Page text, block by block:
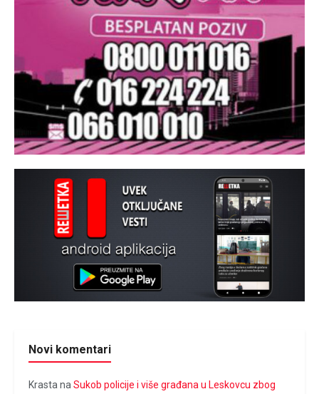
Novi komentari
KrastanaSukob policije i više građana u Leskovcu zbog